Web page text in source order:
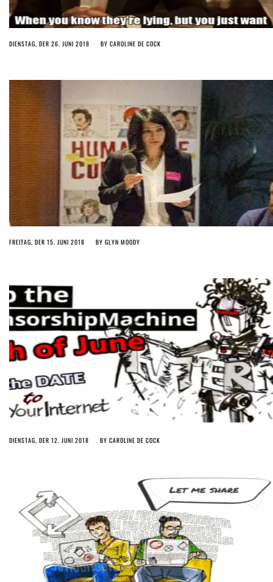
DIENSTAG, DER 26. JUNI 2018 BY CAROLINE DE COCK
FREITAG, DER 15. JUNI 2018 BY GLYN MOODY
DIENSTAG, DER 12. JUNI 2018 BY CAROLINE DE COCK